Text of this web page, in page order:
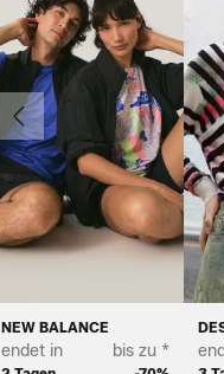
NEW BALANCE
endet in bis zu *
Vorherige